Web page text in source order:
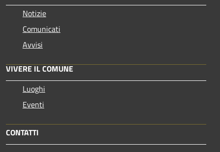
Notizie
Comunicati
Avvisi
VIVERE IL COMUNE
Luoghi
Eventi
CONTATTI